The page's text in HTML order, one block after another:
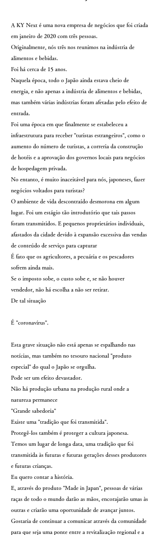
A KY Next é uma nova empresa de negócios que foi criada
em janeiro de 2020 com três pessoas.
Originalmente, nós três nos reunimos na indústria de
alimentos e bebidas.
Foi há cerca de 15 anos.
Naquela época, todo o Japão ainda estava cheio de
energia, e não apenas a indústria de alimentos e bebidas,
mas também várias indústrias foram afetadas pelo efeito de
entrada.
Foi uma época em que finalmente se estabeleceu a
infraestrutura para receber "turistas estrangeiros", como o
aumento do número de turistas, a correria da construção
de hotéis e a aprovação dos governos locais para negócios
de hospedagem privada.
No entanto, é muito inaceitável para nós, japoneses, fazer
negócios voltados para turistas?
O ambiente de vida descontraído desmorona em algum
lugar. Foi um estágio tão introdutório que tais passos
foram transmitidos. E pequenos proprietários individuais,
afastados da cidade devido à expansão excessiva das vendas
de conteúdo de serviço para capturar
É fato que os agricultores, a pecuária e os pescadores
sofrem ainda mais.
Se o imposto sobe, o custo sobe e, se não houver
vendedor, não há escolha a não ser retirar.
De tal situação
É "coronavírus".
Esta grave situação não está apenas se espalhando nas
notícias, mas também no tesouro nacional "produto
especial" do qual o Japão se orgulha.
Pode ser um efeito devastador.
Não há produção urbana na produção rural onde a
natureza permanece
"Grande sabedoria"
Existe uma "tradição que foi transmitida".
Protegê-los também é proteger a cultura japonesa.
Temos um lugar de longa data, uma tradição que foi
transmitida às futuras e futuras gerações desses produtores
e futuras crianças.
Eu quero contar a história.
E, através do produto "Made in Japan", pessoas de várias
raças de todo o mundo darão as mãos, encorajarão umas às
outras e criarão uma oportunidade de avançar juntos.
Gostaria de continuar a comunicar através da comunidade
para que seja uma ponte entre a revitalização regional e a